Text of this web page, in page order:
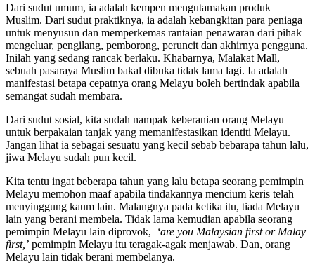
Dari sudut umum, ia adalah kempen mengutamakan produk
Muslim. Dari sudut praktiknya, ia adalah kebangkitan para peniaga
untuk menyusun dan memperkemas rantaian penawaran dari pihak
mengeluar, pengilang, pemborong, peruncit dan akhirnya pengguna.
Inilah yang sedang rancak berlaku. Khabarnya, Malakat Mall,
sebuah pasaraya Muslim bakal dibuka tidak lama lagi. Ia adalah
manifestasi betapa cepatnya orang Melayu boleh bertindak apabila
semangat sudah membara.
Dari sudut sosial, kita sudah nampak keberanian orang Melayu
untuk berpakaian tanjak yang memanifestasikan identiti Melayu.
Jangan lihat ia sebagai sesuatu yang kecil sebab bebarapa tahun lalu,
jiwa Melayu sudah pun kecil.
Kita tentu ingat beberapa tahun yang lalu betapa seorang pemimpin
Melayu memohon maaf apabila tindakannya mencium keris telah
menyinggung kaum lain. Malangnya pada ketika itu, tiada Melayu
lain yang berani membela. Tidak lama kemudian apabila seorang
pemimpin Melayu lain diprovok,
‘are you Malaysian first or Malay
first,’ pemimpin Melayu itu teragak-agak menjawab. Dan, orang
Melayu lain tidak berani membelanya.